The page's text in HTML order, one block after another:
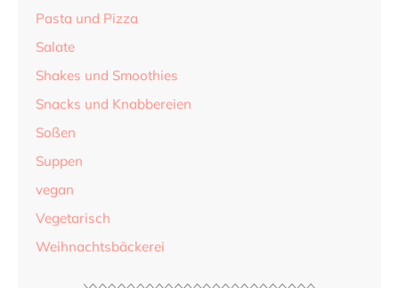
Pasta und Pizza
Salate
Shakes und Smoothies
Snacks und Knabbereien
Soßen
Suppen
vegan
Vegetarisch
Weihnachtsbäckerei